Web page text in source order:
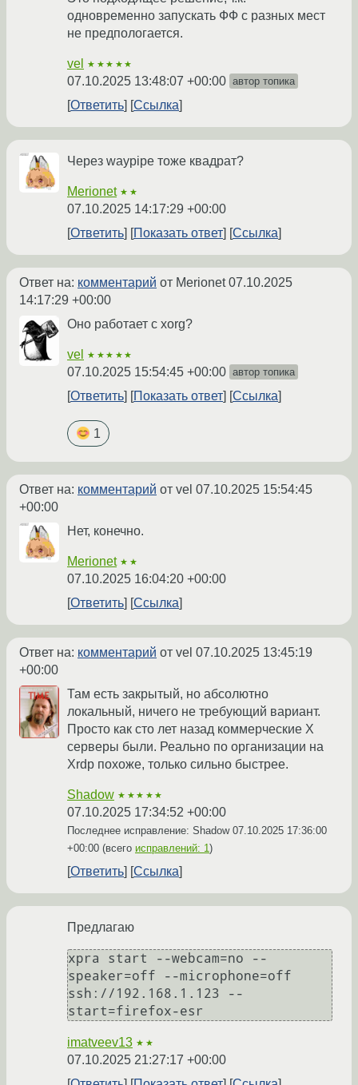
одновременно запускать ФФ с разных мест
не предпологается.
vel ★★★★★
07.10.2025 13:48:07 +00:00 автор топика
Ответить Ссылка
Через waypipe тоже квадрат?
Merionet ★★
07.10.2025 14:17:29 +00:00
Ответить
Показать ответ Ссылка
Ответ на: комментарий от Merionet07.10.2025
14:17:29 +00:00
Оно работает с xorg?
vel ★★★★★
07.10.2025 15:54:45 +00:00 автор топика
Ответить Показать ответ Ссылка
1
Ответ на: комментарий от vel 07.10.2025 15:54:45
+00:00
Нет, конечно.
Merionet ★★
07.10.2025 16:04:20 +00:00
Ответить
Ссылка
Ответ на: комментарий от vel 07.10.2025 13:45:19
+00:00
Там есть закрытый, но абсолютно
локальный, ничего не требующий вариант.
Просто как сто лет назад коммерческие X
серверы были. Реально по организации на
Xrdp похоже, только сильно быстрее.
Shadow ★★★★★
07.10.2025 17:34:52 +00:00
Последнее исправление: Shadow 07.10.2025 17:36:00
+00:00 (всего исправлений: 1)
Ответить Ссылка
Предлагаю
xpra start --webcam=no --
speaker=off --microphone=off
ssh://192.168.1.123 --
imatveev13 ★★
07.10.2025 21:27:17 +00:00